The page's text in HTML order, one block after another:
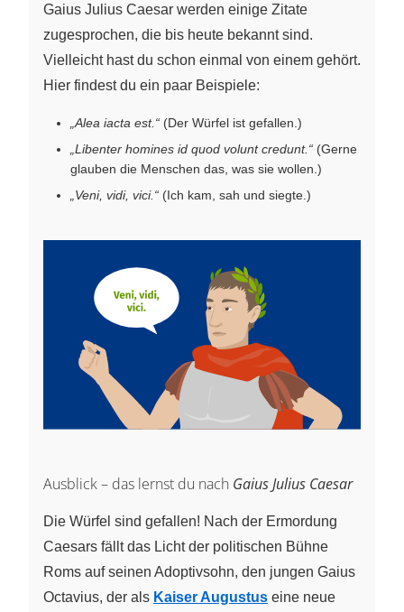
Gaius Julius Caesar werden einige Zitate
zugesprochen, die bis heute bekannt sind.
Vielleicht hast du schon einmal von einem gehört.
Hier findest du ein paar Beispiele:
„Alea iacta est.“ (Der Würfel ist gefallen.)
„Libenter homines id quod volunt credunt.“ (Gerne
glauben die Menschen das, was sie wollen.)
„Veni, vidi, vici.“ (Ich kam, sah und siegte.)
Ausblick – das lernst du nach Gaius Julius Caesar
Die Würfel sind gefallen! Nach der Ermordung
Caesars fällt das Licht der politischen Bühne
Roms auf seinen Adoptivsohn, den jungen Gaius
Octavius, der als Kaiser Augustus eine neue